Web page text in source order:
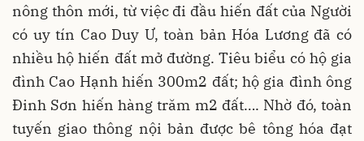
nông thôn mới, từ việc đi đầu hiến đất của Người
có uy tín Cao Duy Ư, toàn bản Hóa Lương đã có
nhiều hộ hiến đất mở đường. Tiêu biểu có hộ gia
đình Cao Hạnh hiến 300m2 đất; hộ gia đình ông
Đinh Sơn hiến hàng trăm m2 đất…. Nhờ đó, toàn
tuyến giao thông nội bản được bê tông hóa đạt